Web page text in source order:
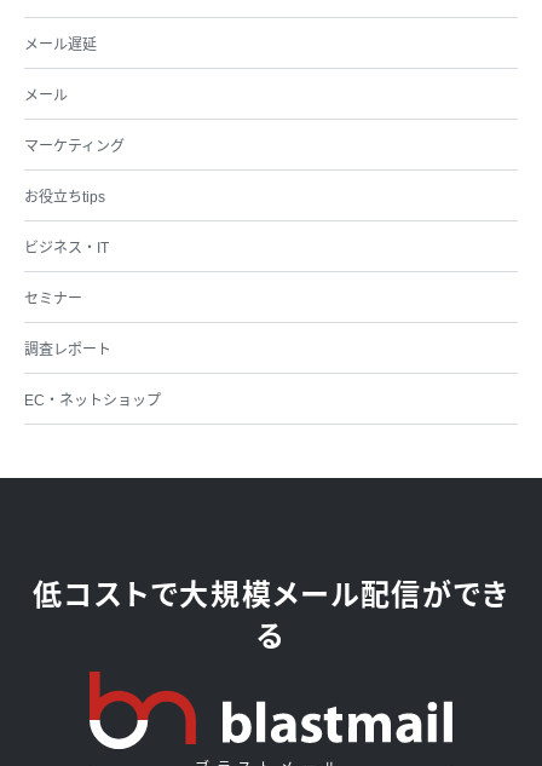
メール遅延
メール
マーケティング
お役立ちtips
ビジネス・IT
セミナー
調査レポート
EC・ネットショップ
低コストで大規模メール配信ができ
る